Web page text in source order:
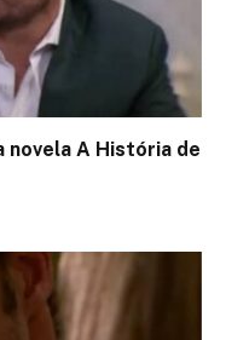
novela A História de